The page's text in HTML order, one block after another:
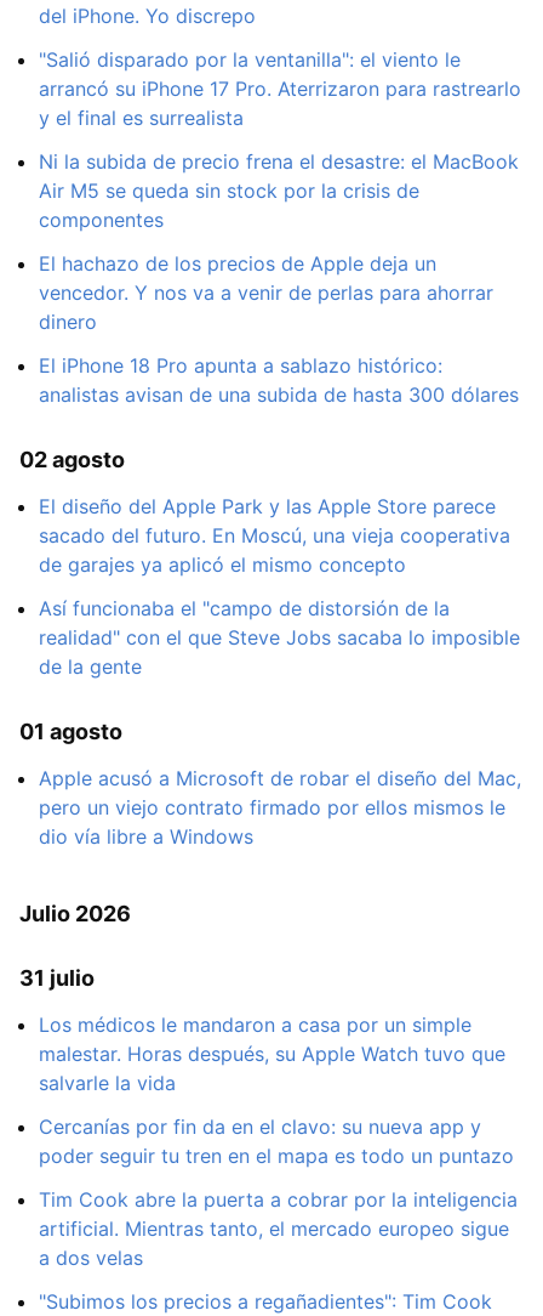
del iPhone. Yo discrepo
"Salió disparado por la ventanilla": el viento le
arrancó su iPhone 17 Pro. Aterrizaron para rastrearlo
y el final es surrealista
Ni la subida de precio frena el desastre: el MacBook
Air M5 se queda sin stock por la crisis de
componentes
El hachazo de los precios de Apple deja un
vencedor. Y nos va a venir de perlas para ahorrar
dinero
El iPhone 18 Pro apunta a sablazo histórico:
analistas avisan de una subida de hasta 300 dólares
02 agosto
El diseño del Apple Park y las Apple Store parece
sacado del futuro. En Moscú, una vieja cooperativa
de garajes ya aplicó el mismo concepto
Así funcionaba el "campo de distorsión de la
realidad" con el que Steve Jobs sacaba lo imposible
de la gente
01 agosto
Apple acusó a Microsoft de robar el diseño del Mac,
pero un viejo contrato firmado por ellos mismos le
dio vía libre a Windows
Julio 2026
31 julio
Los médicos le mandaron a casa por un simple
malestar. Horas después, su Apple Watch tuvo que
salvarle la vida
Cercanías por fin da en el clavo: su nueva app y
poder seguir tu tren en el mapa es todo un puntazo
Tim Cook abre la puerta a cobrar por la inteligencia
artificial. Mientras tanto, el mercado europeo sigue
a dos velas
"Subimos los precios a regañadientes": Tim Cook